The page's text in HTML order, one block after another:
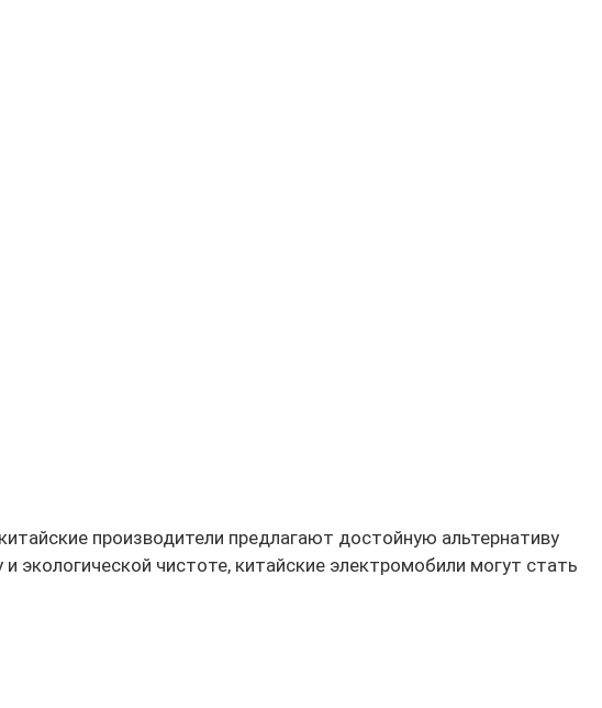
производители предлагают достойную альтернативу
чистоте, китайские электромобили могут стать